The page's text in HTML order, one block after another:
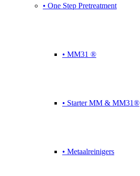
• One Step Pretreatment
• MM31 ®
• Starter MM & MM31®
• Metaalreinigers